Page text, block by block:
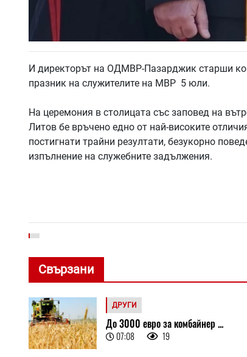
И директорът на ОДМВР-Пазарджик старши
празник на служителите на МВР 5 юли.
На церемония в столицата със заповед на
Литов бе връчено едно от най-високите
постигнати трайни резултати, безукорно
изпълнение на служебните задължения.
Свързани
ДРУГИ
До 3000 евро за комбайнер ...
07:08 19